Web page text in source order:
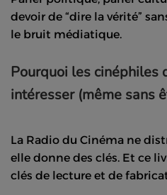
devoir de “dire la vérité”
le bruit médiatique.
Pourquoi les cinéphiles
intéresser (même sans
La Radio du Cinéma ne
elle donne des clés. Et ce
clés de lecture et de